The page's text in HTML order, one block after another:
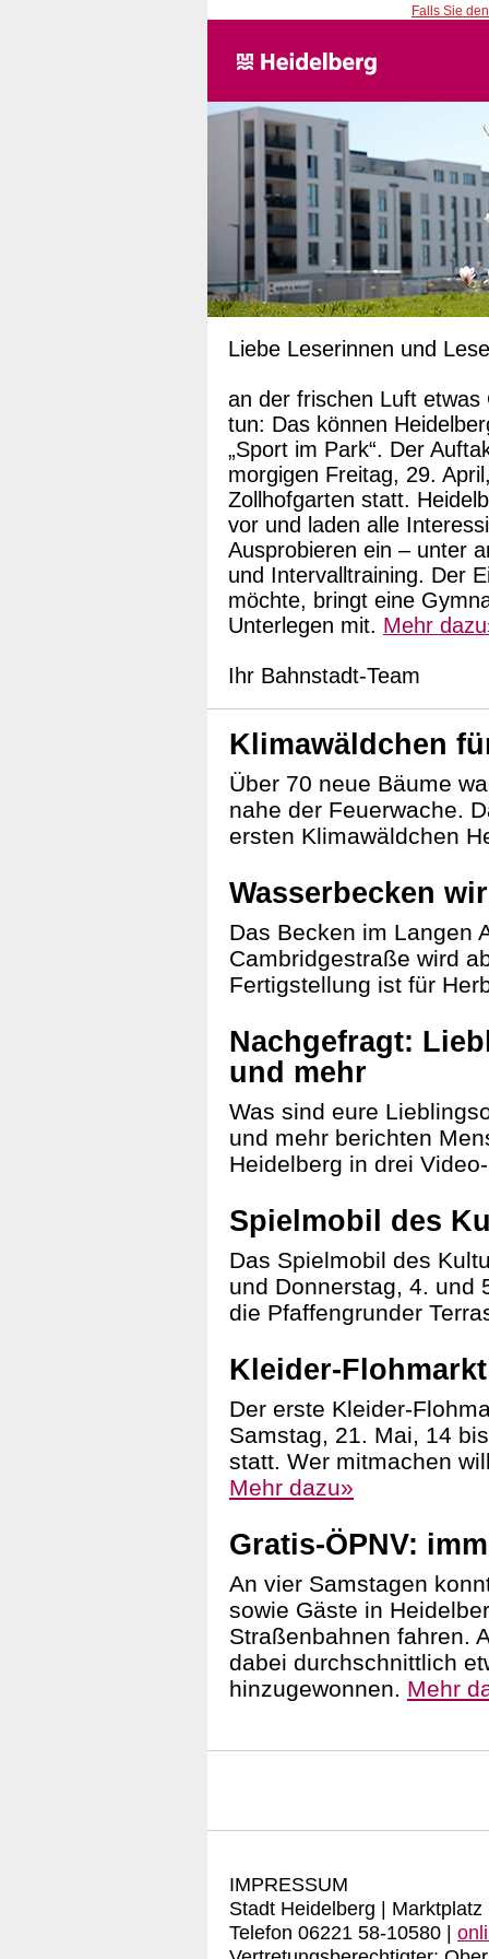
Falls Sie
Liebe Leserinnen und
an der frischen Luft
tun: Das können
„Sport im Park“. Der
morgigen Freitag, 29.
Zollhofgarten statt.
vor und laden alle
Ausprobieren ein – unter
und Intervalltraining. Der
möchte, bringt eine
Unterlegen mit. Mehr
Ihr Bahnstadt-Team
Klimawäldchen
Über 70 neue Bäume
nahe der Feuerwache.
ersten Klimawäldchen
Wasserbecken
Das Becken im Langen
Cambridgestraße wird
Fertigstellung ist für
Nachgefragt:
und mehr
Was sind eure
und mehr berichten
Heidelberg in drei
Spielmobil des
Das Spielmobil des
und Donnerstag, 4. und
die Pfaffengrunder
Kleider-
Der erste Kleider-
Samstag, 21. Mai, 14
statt. Wer mitmachen
Mehr dazu»
Gratis-ÖPNV:
An vier Samstagen
sowie Gäste in
Straßenbahnen fahren.
dabei durchschnittlich
hinzugewonnen. Mehr
IMPRESSUM
Stadt Heidelberg |
Telefon 06221 58-10580 |